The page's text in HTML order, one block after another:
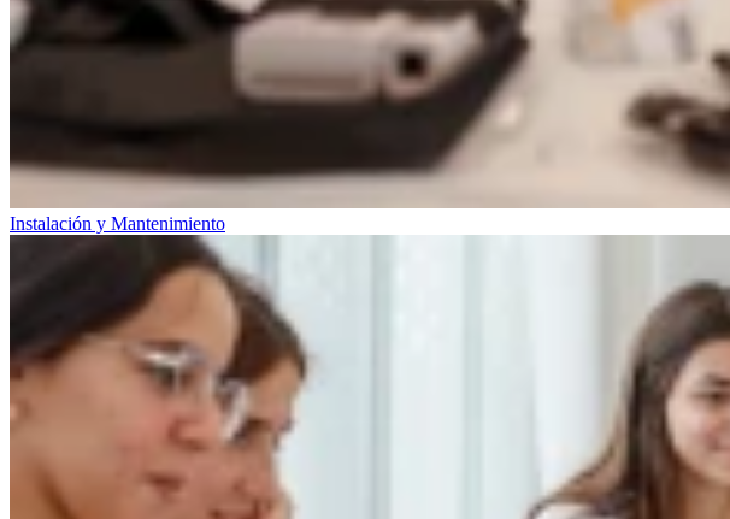
Instalación y Mantenimiento